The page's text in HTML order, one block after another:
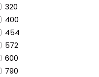
320
400
454
572
600
790